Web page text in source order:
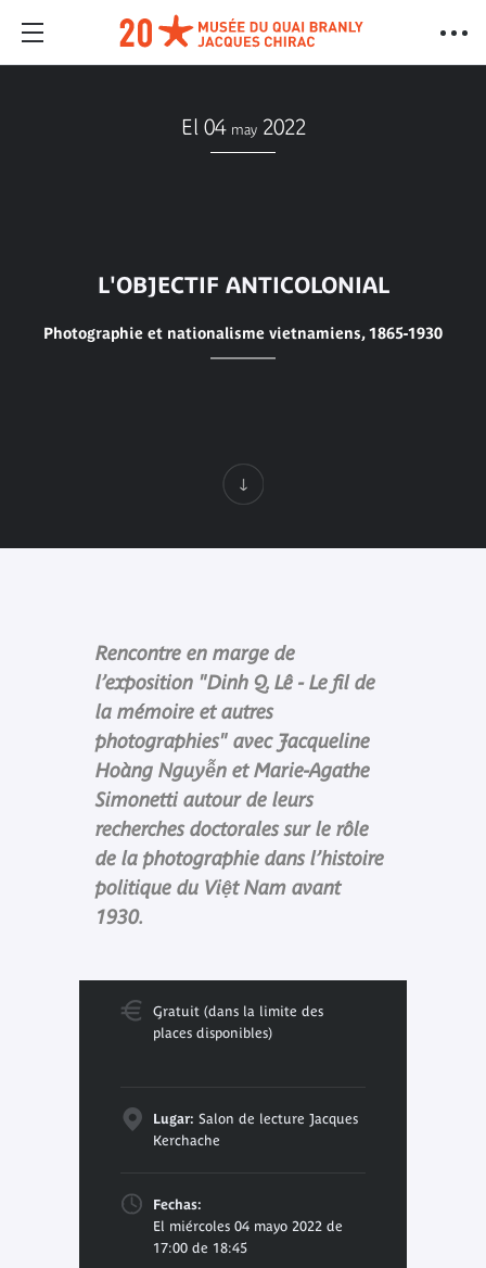
El 04 may 2022
L'OBJECTIF ANTICOLONIAL
Photographie et nationalisme vietnamiens, 1865-1930
Rencontre en marge de
l’exposition "Dinh Q. Lê - Le fil de
la mémoire et autres
photographies" avec Jacqueline
Hoàng Nguyễn et Marie-Agathe
Simonetti autour de leurs
recherches doctorales sur le rôle
de la photographie dans l’histoire
politique du Việt Nam avant
1930.
Gratuit (dans la limite des
places disponibles)
Lugar: Salon de lecture Jacques
Kerchache
Fechas:
El miércoles 04 mayo 2022 de
17:00 de 18:45